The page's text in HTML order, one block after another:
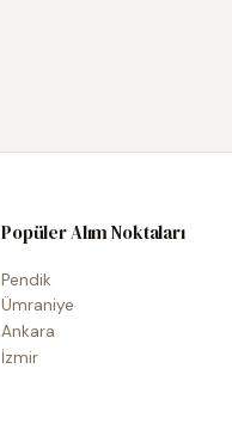
Popüler Alım Noktaları
Pendik
Ümraniye
Ankara
İzmir